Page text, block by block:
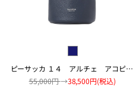
ピーサッカ １４ アルチェ アコピアート
55,000円→38,500円(税込)